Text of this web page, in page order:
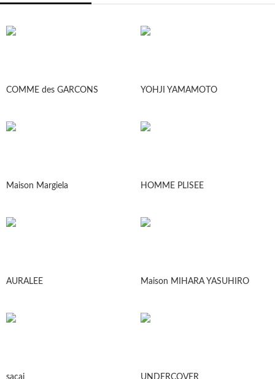
COMME des GARCONS YOHJI YAMAMOTO
Maison Margiela HOMME PLISEE
AURALEE Maison MIHARA YASUHIRO
sacai UNDERCOVER